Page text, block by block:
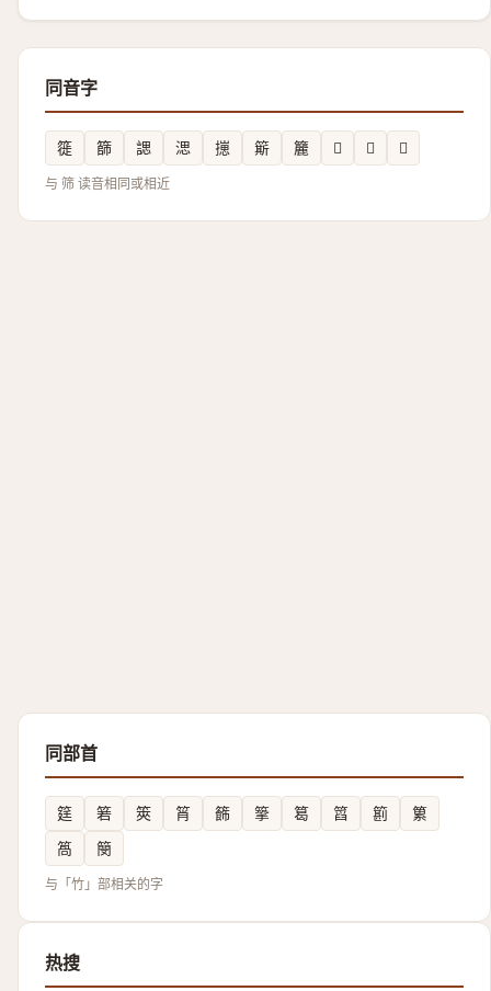
同音字
簁 篩 諰 㴓 㩄 簛 籭 𥰐 𧜁 𦴫
与 筛 读音相同或相近
同部首
筳 箬 筴 筲 籂 篫 䈓 䈱 䉇
䉂
䈑
簢
与「竹」部相关的字
热搜